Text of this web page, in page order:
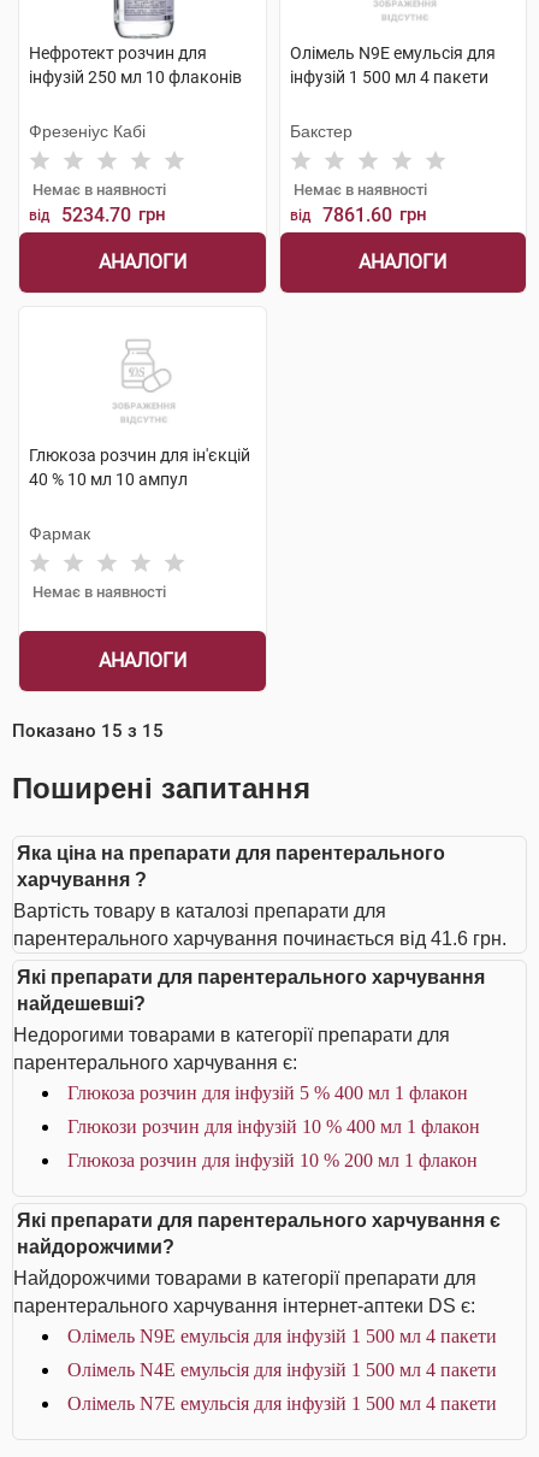
Нефротект розчин для
інфузій 250 мл 10 флаконів
Фрезеніус Кабі
Немає в наявності
від 5234.70 грн
АНАЛОГИ
Олімель N9E емульсія для
інфузій 1 500 мл 4 пакети
Бакстер
Немає в наявності
від 7861.60 грн
АНАЛОГИ
Глюкоза розчин для ін'єкцій
40 % 10 мл 10 ампул
Фармак
Немає в наявності
АНАЛОГИ
Показано 15 з 15
Поширені запитання
Яка ціна на препарати для парентерального
харчування ?
Вартість товару в каталозі препарати для
парентерального харчування починається від 41.6 грн.
Які препарати для парентерального харчування
найдешевші?
Недорогими товарами в категорії препарати для
парентерального харчування є:
Глюкоза розчин для інфузій 5 % 400 мл 1 флакон
Глюкози розчин для інфузій 10 % 400 мл 1 флакон
Глюкоза розчин для інфузій 10 % 200 мл 1 флакон
Які препарати для парентерального харчування є
найдорожчими?
Найдорожчими товарами в категорії препарати для
парентерального харчування інтернет-аптеки DS є:
Олімель N9E емульсія для інфузій 1 500 мл 4 пакети
Олімель N4E емульсія для інфузій 1 500 мл 4 пакети
Олімель N7E емульсія для інфузій 1 500 мл 4 пакети